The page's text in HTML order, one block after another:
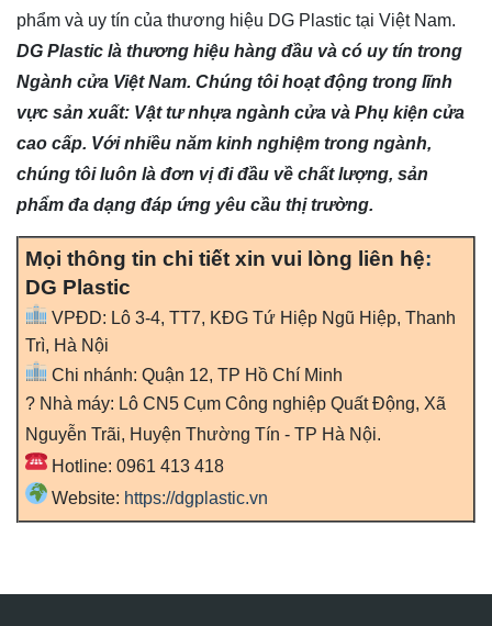
phẩm và uy tín của thương hiệu DG Plastic tại Việt Nam.
DG Plastic là thương hiệu hàng đầu và có uy tín trong
Ngành cửa Việt Nam. Chúng tôi hoạt động trong lĩnh
vực sản xuất: Vật tư nhựa ngành cửa và Phụ kiện cửa
cao cấp. Với nhiều năm kinh nghiệm trong ngành,
chúng tôi luôn là đơn vị đi đầu về chất lượng, sản
phẩm đa dạng đáp ứng yêu cầu thị trường.
Mọi thông tin chi tiết xin vui lòng liên hệ:
DG Plastic
VPĐD: Lô 3-4, TT7, KĐG Tứ Hiệp Ngũ Hiệp, Thanh
Trì, Hà Nội
Chi nhánh: Quận 12, TP Hồ Chí Minh
? Nhà máy: Lô CN5 Cụm Công nghiệp Quất Động, Xã
Nguyễn Trãi, Huyện Thường Tín - TP Hà Nội.
Hotline: 0961 413 418
Website: https://dgplastic.vn